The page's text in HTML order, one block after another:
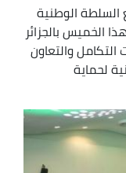
الوطنية
بالجزائر
والتعاون
لحماية